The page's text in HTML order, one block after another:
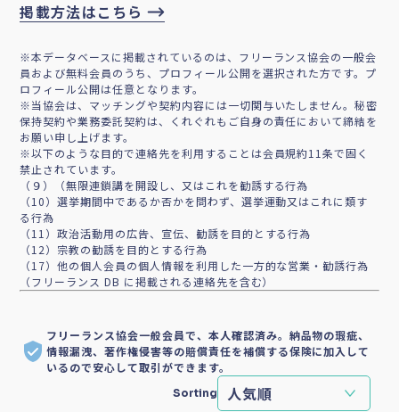
掲載方法はこちら
※本データベースに掲載されているのは、フリーランス協会の一般会
員および無料会員のうち、プロフィール公開を選択された方です。プ
ロフィール公開は任意となります。
※当協会は、マッチングや契約内容には一切関与いたしません。秘密
保持契約や業務委託契約は、くれぐれもご自身の責任において締結を
お願い申し上げます。
※以下のような目的で連絡先を利用することは会員規約11条で固く
禁止されています。
（９）（無限連鎖講を開設し、又はこれを勧誘する行為
（10）選挙期間中であるか否かを問わず、選挙運動又はこれに類す
る行為
（11）政治活動用の広告、宣伝、勧誘を目的とする行為
（12）宗教の勧誘を目的とする行為
（17）他の個人会員の個人情報を利用した一方的な営業・勧誘行為
（フリーランス DB に掲載される連絡先を含む）
フリーランス協会一般会員で、本人確認済み。納品物の瑕疵、
情報漏洩、著作権侵害等の賠償責任を補償する保険に加入して
いるので安心して取引ができます。
Sorting